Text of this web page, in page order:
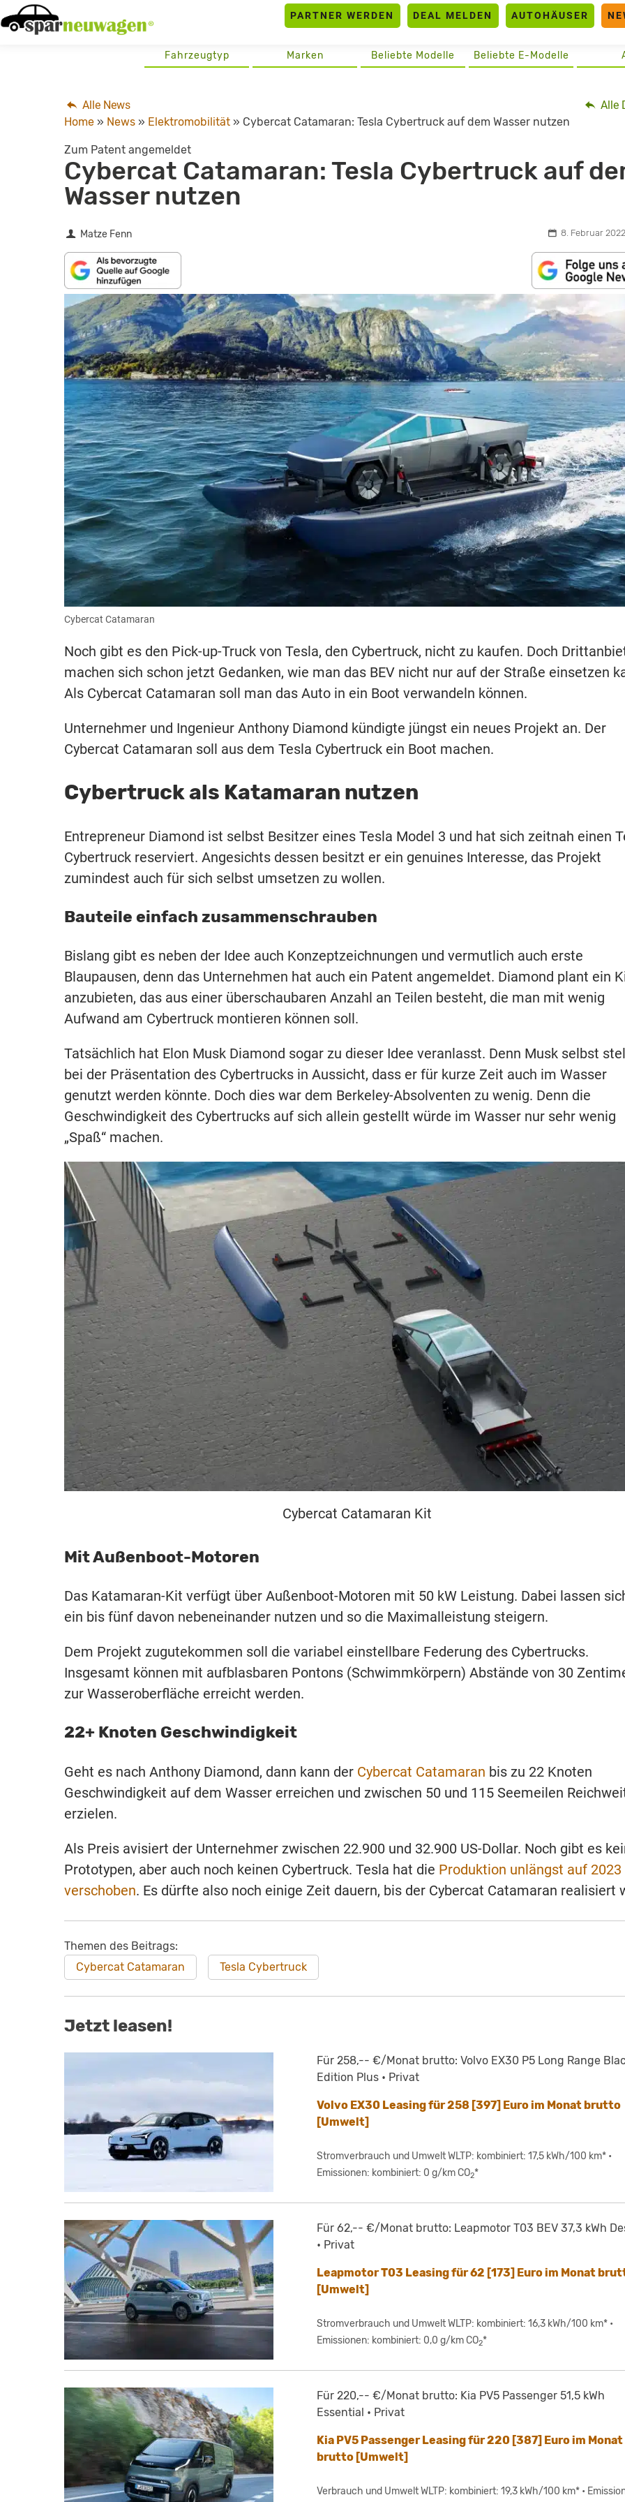
Skip
to
PARTNER WERDEN DEAL MELDEN AUTOHÄUSER
Beliebte E-Modelle
Beliebte Modelle
Marken
Fahrzeugtyp
Alle
Alle News
Home » News » Elektromobilität » Cybercat Catamaran: Tesla Cybertruck auf dem Wasser nutzen
Zum Patent angemeldet
Cybercat Catamaran: Tesla Cybertruck auf
Wasser nutzen
Matze Fenn 8. Februar
Cybercat Catamaran
Noch gibt es den Pick-up-Truck von Tesla, den Cybertruck, nicht zu kaufen. Doch
machen sich schon jetzt Gedanken, wie man das BEV nicht nur auf der Straße einsetzen
Als Cybercat Catamaran soll man das Auto in ein Boot verwandeln können.
Unternehmer und Ingenieur Anthony Diamond kündigte jüngst ein neues Projekt an. Der
Cybercat Catamaran soll aus dem Tesla Cybertruck ein Boot machen.
Cybertruck als Katamaran nutzen
Entrepreneur Diamond ist selbst Besitzer eines Tesla Model 3 und hat sich zeitnah einen
Cybertruck reserviert. Angesichts dessen besitzt er ein genuines Interesse, das Projekt
zumindest auch für sich selbst umsetzen zu wollen.
Bauteile einfach zusammenschrauben
Bislang gibt es neben der Idee auch Konzeptzeichnungen und vermutlich auch erste
Blaupausen, denn das Unternehmen hat auch ein Patent angemeldet. Diamond plant ein
anzubieten, das aus einer überschaubaren Anzahl an Teilen besteht, die man mit wenig
Aufwand am Cybertruck montieren können soll.
Tatsächlich hat Elon Musk Diamond sogar zu dieser Idee veranlasst. Denn Musk selbst
bei der Präsentation des Cybertrucks in Aussicht, dass er für kurze Zeit auch im Wasser
genutzt werden könnte. Doch dies war dem Berkeley-Absolventen zu wenig. Denn die
Geschwindigkeit des Cybertrucks auf sich allein gestellt würde im Wasser nur sehr wenig
„Spaß“ machen.
Cybercat Catamaran Kit
Mit Außenboot-Motoren
Das Katamaran-Kit verfügt über Außenboot-Motoren mit 50 kW Leistung. Dabei lassen
ein bis fünf davon nebeneinander nutzen und so die Maximalleistung steigern.
Dem Projekt zugutekommen soll die variabel einstellbare Federung des Cybertrucks.
Insgesamt können mit aufblasbaren Pontons (Schwimmkörpern) Abstände von 30
zur Wasseroberfläche erreicht werden.
22+ Knoten Geschwindigkeit
Geht es nach Anthony Diamond, dann kann der Cybercat Catamaran bis zu 22 Knoten
Geschwindigkeit auf dem Wasser erreichen und zwischen 50 und 115 Seemeilen
erzielen.
Als Preis avisiert der Unternehmer zwischen 22.900 und 32.900 US-Dollar. Noch gibt es
Prototypen, aber auch noch keinen Cybertruck. Tesla hat die Produktion unlängst auf 2023
verschoben. Es dürfte also noch einige Zeit dauern, bis der Cybercat Catamaran realisiert
Themen des Beitrags:
Cybercat Catamaran
Tesla Cybertruck
Jetzt leasen!
Für 258,-- €/Monat brutto: Volvo EX30 P5 Long Range
Edition Plus • Privat
Volvo EX30 Leasing für 258 [397] Euro im Monat brutto
[Umwelt]
Stromverbrauch und Umwelt WLTP: kombiniert: 17,5 kWh/100 km* •
Emissionen: kombiniert: 0 g/km CO2*
Für 62,-- €/Monat brutto: Leapmotor T03 BEV 37,3 kWh
• Privat
Leapmotor T03 Leasing für 62 [173] Euro im Monat
[Umwelt]
Stromverbrauch und Umwelt WLTP: kombiniert: 16,3 kWh/100 km* •
Emissionen: kombiniert: 0,0 g/km CO2*
Für 220,-- €/Monat brutto: Kia PV5 Passenger 51,5 kWh
Essential • Privat
Kia PV5 Passenger Leasing für 220 [387] Euro im Monat
brutto [Umwelt]
Verbrauch und Umwelt WLTP: kombiniert: 19,3 kWh/100 km* •